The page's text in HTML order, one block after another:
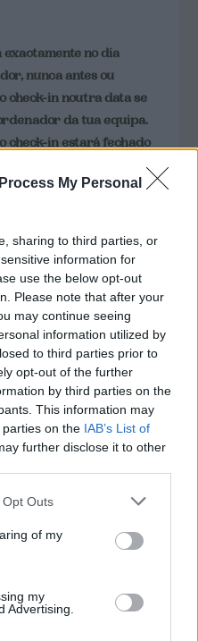
My Personal
sharing to third parties, or
information for
use the below opt-out
Please note that after your
may continue seeing
information utilized by
to third parties prior to
opt-out of the further
by third parties on the
This information may
on the IAB’s List of
further disclose it to other
uses one or more Google
behaviour. You may click to
and its third-party tags to
purposes in below Google
Outs
of my
my
Advertising.
exactamente no dia
nunca antes ou
check-in noutra data se
da tua equipa.
check-in estará fechado
e o teu documento de
válida.
Sem esses
fazer o teu check-in
trazer o original,
os seguintes
cartão de
residência com
cartão de
e passaporte;
a criança deve estar
responsável,com acesso
no festival é feita
quando os gates
no check-in de